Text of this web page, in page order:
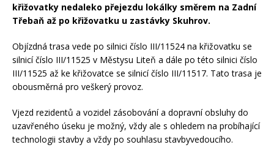
křižovatky nedaleko přejezdu lokálky směrem na Zadní
Třebaň až po křižovatku u zastávky Skuhrov.
Objízdná trasa vede po silnici číslo III/11524 na křižovatku se
silnicí číslo III/11525 v Městysu Liteň a dále po této silnici číslo
III/11525 až ke křižovatce se silnicí číslo III/11517. Tato trasa je
obousměrná pro veškerý provoz.
Vjezd rezidentů a vozidel zásobování a dopravní obsluhy do
uzavřeného úseku je možný, vždy ale s ohledem na probíhající
technologii stavby a vždy po souhlasu stavbyvedoucího.